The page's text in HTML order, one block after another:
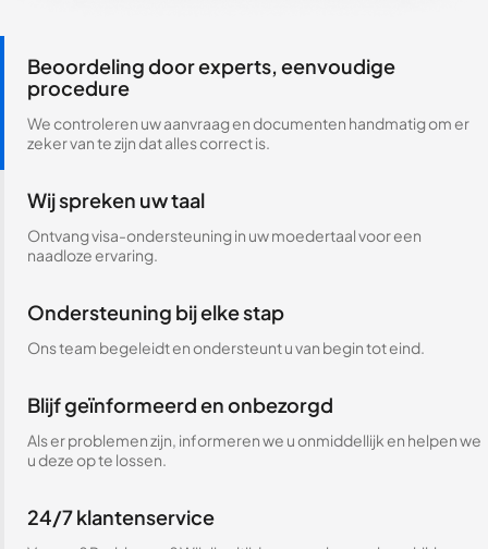
Beoordeling door experts, eenvoudige
procedure
We controleren uw aanvraag en documenten handmatig om er
zeker van te zijn dat alles correct is.
Wij spreken uw taal
Ontvang visa-ondersteuning in uw moedertaal voor een
naadloze ervaring.
Ondersteuning bij elke stap
Ons team begeleidt en ondersteunt u van begin tot eind.
Blijf geïnformeerd en onbezorgd
Als er problemen zijn, informeren we u onmiddellijk en helpen we
u deze op te lossen.
24/7 klantenservice